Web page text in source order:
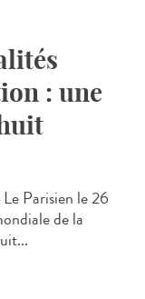
: une
Parisien le 26
de la